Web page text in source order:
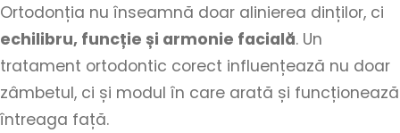
Ortodonția nu înseamnă doar alinierea dinților, ci
echilibru, funcție și armonie facială. Un
tratament ortodontic corect influențează nu doar
zâmbetul, ci și modul în care arată și funcționează
întreaga față.